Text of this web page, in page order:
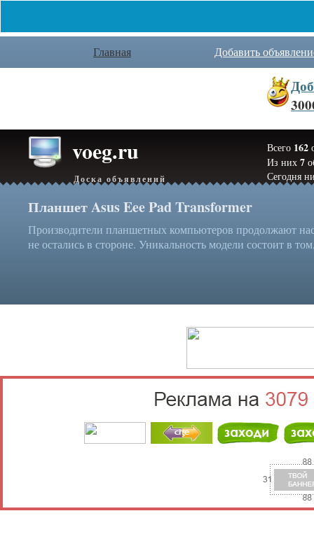
Главная Добавить
voeg.ru
Доска объявлений
Всего 162
Из них 7
Сегодня
Планшет Asus Eee Pad Transformer
Производители планшетных компьютеров продолжают
не остались в стороне. Уникальность модели состоит в